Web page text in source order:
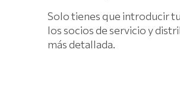
Solo tienes que introducir
los socios de servicio y
más detallada.